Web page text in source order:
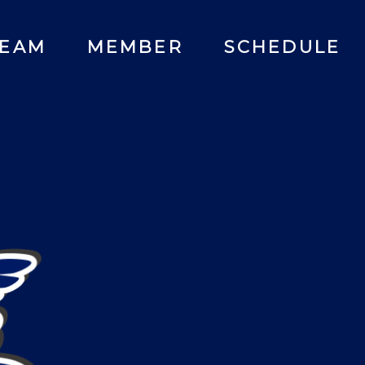
MEMBER SCHEDULE